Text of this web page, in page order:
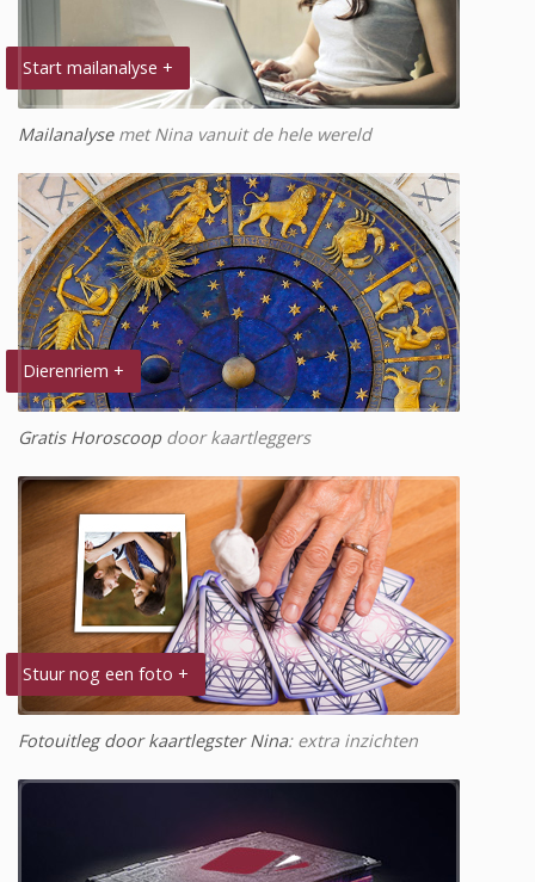
Start mailanalyse +
Mailanalysemet Nina vanuit de hele wereld
Dierenriem +
Gratis Horoscoopdoor kaartleggers
Stuur nog een foto +
Fotouitleg door kaartlegster Nina: extra inzichten